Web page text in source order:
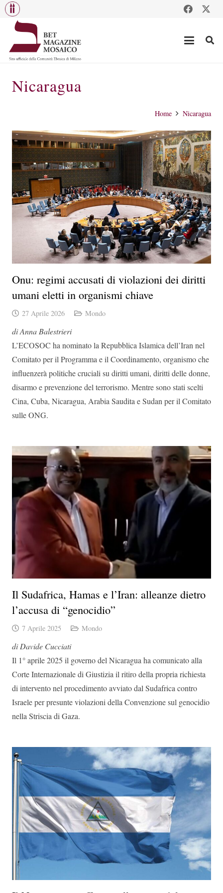
Nicaragua
Home Nicaragua
Onu: regimi accusati di violazioni dei diritti
umani eletti in organismi chiave
27 Aprile 2026 Mondo
di Anna Balestrieri
L’ECOSOC ha nominato la Repubblica Islamica dell’Iran nel
Comitato per il Programma e il Coordinamento, organismo che
influenzerà politiche cruciali su diritti umani, diritti delle donne,
disarmo e prevenzione del terrorismo. Mentre sono stati scelti
Cina, Cuba, Nicaragua, Arabia Saudita e Sudan per il Comitato
sulle ONG.
Il Sudafrica, Hamas e l’Iran: alleanze dietro
l’accusa di “genocidio”
7 Aprile 2025 Mondo
di Davide Cucciati
Il 1° aprile 2025 il governo del Nicaragua ha comunicato alla
Corte Internazionale di Giustizia il ritiro della propria richiesta
di intervento nel procedimento avviato dal Sudafrica contro
Israele per presunte violazioni della Convenzione sul genocidio
nella Striscia di Gaza.